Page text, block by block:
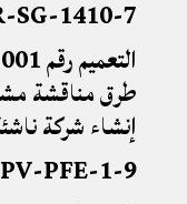
7-CR-SG-1410
طرق مناقشة
إنشاء شركة
9-Modele-PV-PFE-1